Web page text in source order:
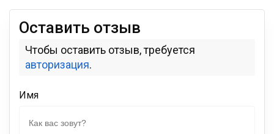
Оставить отзыв
Чтобы оставить отзыв, требуется
авторизация.
Имя